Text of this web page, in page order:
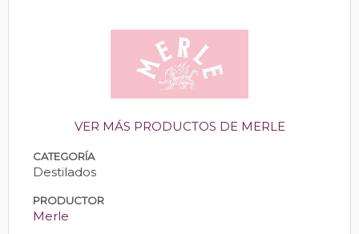
VER MÁS PRODUCTOS DE MERLE
CATEGORÍA
Destilados
PRODUCTOR
Merle